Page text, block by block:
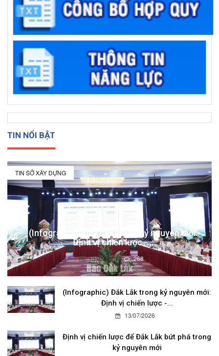
TIN NỔI BẬT
TIN SỞ XÂY DỰNG
(Infographic) Đắk Lắk trong kỷ nguyên mới:
Định vị chiến lược -...
13/07/2026 268
(Infographic) Đắk Lắk trong kỷ nguyên mới:
Định vị chiến lược -...
13/07/2026
Định vị chiến lược để Đắk Lắk bứt phá trong
kỷ nguyên mới